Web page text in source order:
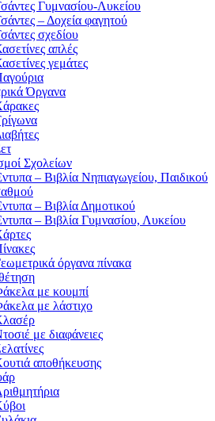
Γυμνασίου-Λυκείου
– Δοχεία φαγητού
σχεδίου
απλές
γεμάτες
Όργανα
Σχολείων
– Βιβλία Νηπιαγωγείου, Παιδικού
– Βιβλία Δημοτικού
– Βιβλία Γυμνασίου, Λυκείου
όργανα πίνακα
με κουμπί
με λάστιχο
με διαφάνειες
αποθήκευσης